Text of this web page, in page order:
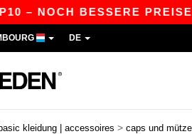
BESSERE PREISE IN
DE
basic kleidung | accessoires > caps und